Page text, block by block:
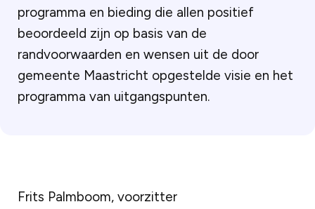
programma en bieding die allen positief
beoordeeld zijn op basis van de
randvoorwaarden en wensen uit de door
gemeente Maastricht opgestelde visie en het
programma van uitgangspunten.
Frits Palmboom, voorzitter